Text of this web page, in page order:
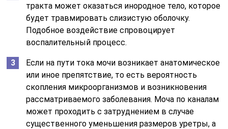
тракта может оказаться инородное тело, которое
будет травмировать слизистую оболочку.
Подобное воздействие спровоцирует
воспалительный процесс.
Если на пути тока мочи возникает анатомическое
или иное препятствие, то есть вероятность
скопления микроорганизмов и возникновения
рассматриваемого заболевания. Моча по каналам
может проходить с затруднением в случае
существенного уменьшения размеров уретры, а